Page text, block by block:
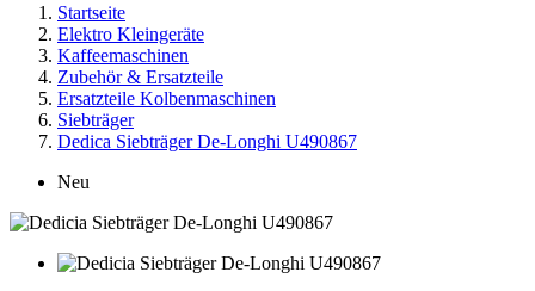
Startseite
Elektro Kleingeräte
Kaffeemaschinen
Zubehör & Ersatzteile
Ersatzteile Kolbenmaschinen
Siebträger
Dedica Siebträger De-Longhi U490867
Neu